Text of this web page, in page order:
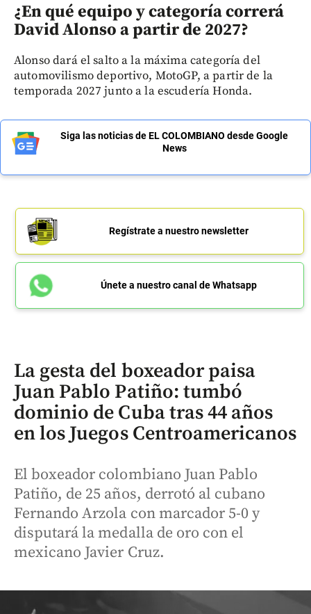
¿En qué equipo y categoría correrá
David Alonso a partir de 2027?
Alonso dará el salto a la máxima categoría del
automovilismo deportivo, MotoGP, a partir de la
temporada 2027 junto a la escudería Honda.
Siga las noticias de EL COLOMBIANO desde Google
News
Regístrate a nuestro newsletter
Únete a nuestro canal de Whatsapp
La gesta del boxeador paisa
Juan Pablo Patiño: tumbó
dominio de Cuba tras 44 años
en los Juegos Centroamericanos
El boxeador colombiano Juan Pablo
Patiño, de 25 años, derrotó al cubano
Fernando Arzola con marcador 5-0 y
disputará la medalla de oro con el
mexicano Javier Cruz.